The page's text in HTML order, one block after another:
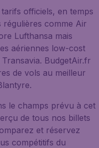
officiels, en temps
régulières comme Air
Lufthansa mais
aériennes low-cost
BudgetAir.fr
de vols au meilleur
le champs prévu à cet
de tous nos billets
et réservez
compétitifs du